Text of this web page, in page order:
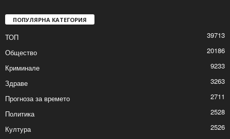
ПОПУЛЯРНА КАТЕГОРИЯ
ТОП
39713
Общество
20186
Криминале
9233
Здраве
3263
Прогноза за времето
2711
Политика
2528
Култура
2526